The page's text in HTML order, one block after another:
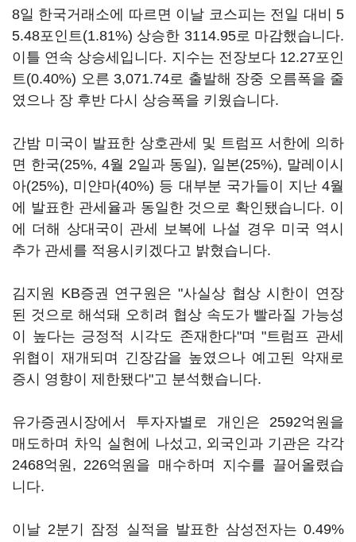
8일 한국거래소에 따르면 이날 코스피는 전일 대비 5
5.48포인트(1.81%) 상승한 3114.95로 마감했습니다.
이틀 연속 상승세입니다. 지수는 전장보다 12.27포인
트(0.40%) 오른 3,071.74로 출발해 장중 오름폭을 줄
였으나 장 후반 다시 상승폭을 키웠습니다.
간밤 미국이 발표한 상호관세 및 트럼프 서한에 의하
면 한국(25%, 4월 2일과 동일), 일본(25%), 말레이시
아(25%), 미얀마(40%) 등 대부분 국가들이 지난 4월
에 발표한 관세율과 동일한 것으로 확인됐습니다. 이
에 더해 상대국이 관세 보복에 나설 경우 미국 역시
추가 관세를 적용시키겠다고 밝혔습니다.
김지원 KB증권 연구원은 "사실상 협상 시한이 연장
된 것으로 해석돼 오히려 협상 속도가 빨라질 가능성
이 높다는 긍정적 시각도 존재한다"며 "트럼프 관세
위협이 재개되며 긴장감을 높였으나 예고된 악재로
증시 영향이 제한됐다"고 분석했습니다.
유가증권시장에서 투자자별로 개인은 2592억원을
매도하며 차익 실현에 나섰고, 외국인과 기관은 각각
2468억원, 226억원을 매수하며 지수를 끌어올렸습
니다.
이날 2분기 잠정 실적을 발표한 삼성전자는 0.49%